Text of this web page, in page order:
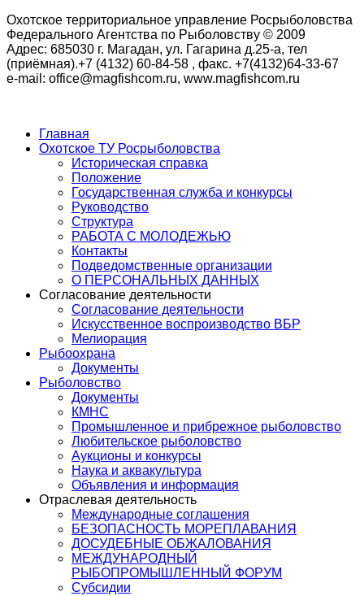
Охотское территориальное управление Росрыболовства
Федерального Агентства по Рыболовству © 2009
Адрес: 685030 г. Магадан, ул. Гагарина д.25-а, тел
(приёмная).+7 (4132) 60-84-58 , факс. +7(4132)64-33-67
e-mail: office@magfishcom.ru, www.magfishcom.ru
Главная
Охотское ТУ Росрыболовства
Историческая справка
Положение
Государственная служба и конкурсы
Руководство
Структура
РАБОТА С МОЛОДЕЖЬЮ
Контакты
Подведомственные организации
О ПЕРСОНАЛЬНЫХ ДАННЫХ
Согласование деятельности
Согласование деятельности
Искусственное воспроизводство ВБР
Мелиорация
Рыбоохрана
Документы
Рыболовство
Документы
КМНС
Промышленное и прибрежное рыболовство
Любительское рыболовство
Аукционы и конкурсы
Наука и аквакультура
Объявления и информация
Отраслевая деятельность
Международные соглашения
БЕЗОПАСНОСТЬ МОРЕПЛАВАНИЯ
ДОСУДЕБНЫЕ ОБЖАЛОВАНИЯ
МЕЖДУНАРОДНЫЙ
РЫБОПРОМЫШЛЕННЫЙ ФОРУМ
Субсидии